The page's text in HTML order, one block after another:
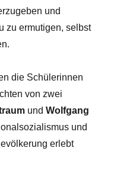
und
zu ermutigen, selbst
die Schülerinnen
von zwei
undWolfgang
und
erlebt